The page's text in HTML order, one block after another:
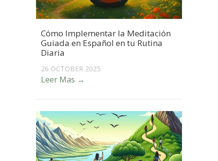
Cómo Implementar la Meditación
Guiada en Español en tu Rutina
Diaria
26 OCTOBER 2025
Leer Mas →